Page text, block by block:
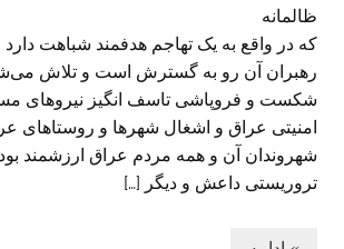
ظالمانه
که در واقع به یک تهاجم هدفمند شباهت
رهبران آن رو به گسترش است و تلاش
شکست و فروپاشی تاسف انگیز نیروهای
امنیتی عراق و اشغال شهر‌ها و روستاهای
شهروندان آن و همه مردم عراق ارزشمند
تروریستی داعش و دیگر […]